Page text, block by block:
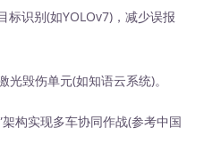
标识别(如YOLOv7)，减少误报
光毁伤单元(如知语云系统)。
架构实现多车协同作战(参考中国